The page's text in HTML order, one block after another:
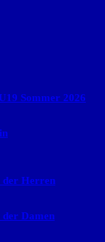
Sommer 2026
der Herren
der Damen